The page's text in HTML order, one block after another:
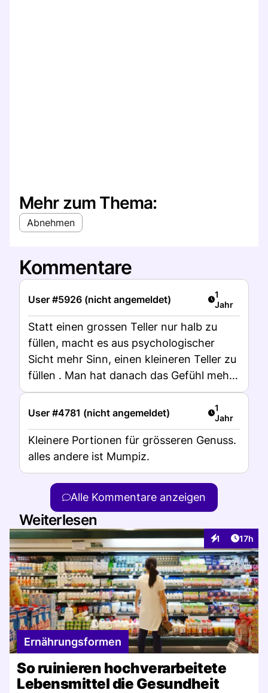
Mehr zum Thema:
Abnehmen
Kommentare
User #5926 (nicht angemeldet) Artikel
1
Jahr
Statt einen grossen Teller nur halb zu
füllen, macht es aus psychologischer
Sicht mehr Sinn, einen kleineren Teller zu
füllen . Man hat danach das Gefühl mehr
gegessen zu haben, obwohl die Portion
kleiner war als auf dem halbleeren
grossen Teller. Meine eigene Erfahrung.
User #4781 (nicht angemeldet) Artikel
1
Jahr
Kleinere Portionen für grösseren Genuss.
alles andere ist Mumpiz.
Alle Kommentare anzeigen
Weiterlesen
1
Interaktionen
Artikel
17h
Ernährungsformen
So ruinieren hochverarbeitete
Lebensmittel die Gesundheit